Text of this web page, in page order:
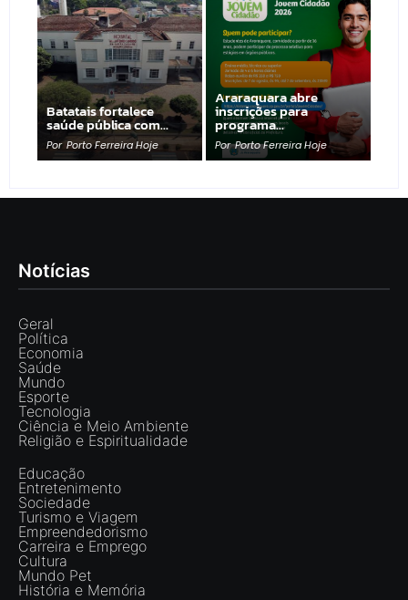
Batatais fortalece
saúde pública com…
Por Porto Ferreira Hoje
Araraquara abre
inscrições para
programa…
Por Porto Ferreira Hoje
Notícias
Geral
Política
Economia
Saúde
Mundo
Esporte
Tecnologia
Ciência e Meio Ambiente
Religião e Espiritualidade
Educação
Entretenimento
Sociedade
Turismo e Viagem
Empreendedorismo
Carreira e Emprego
Cultura
Mundo Pet
História e Memória